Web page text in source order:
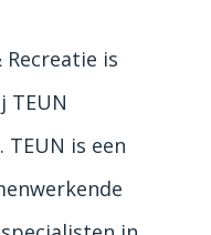
Recreatie is
TEUN
is een